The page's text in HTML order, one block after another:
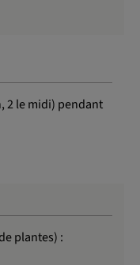
2 le midi) pendant
plantes) :